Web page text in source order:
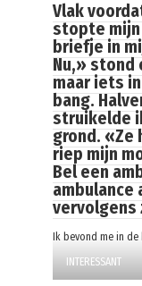
Vlak
stopte mijn
briefje in
Nu,» stond
maar iets
bang.
struikelde
grond. «Ze
riep mijn
Bel een
ambulance
vervolgens
Ik bevond me in
INTERESSANT